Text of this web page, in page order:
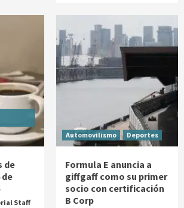
de
Staff
Automovilismo Deportes
Formula E anuncia a
giffgaff como su primer
socio con certificación
B Corp